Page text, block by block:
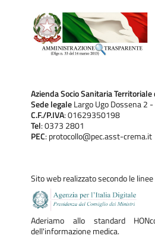
Azienda Socio Sanitaria Territoriale
Sede legaleLargo Ugo Dossena 2
C.F./P.IVA: 01629350198
Tel: 0373 2801
PEC: protocollo@pec.asst-crema.it
Sito web realizzato secondo le linee
Aderiamo allo standard
dell'informazione medica.